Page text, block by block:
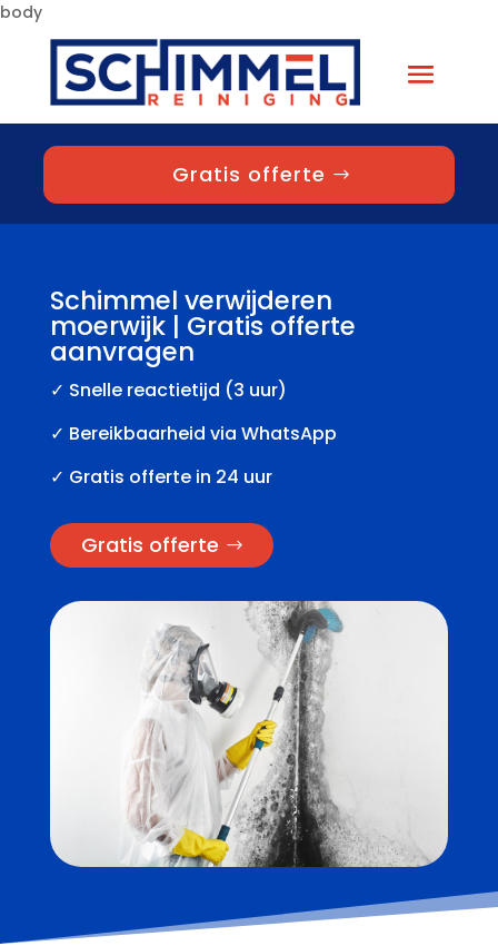
body
Gratis offerte
Schimmel verwijderen
moerwijk | Gratis offerte
aanvragen
✓ Snelle reactietijd (3 uur)
✓ Bereikbaarheid via WhatsApp
✓ Gratis offerte in 24 uur
Gratis offerte